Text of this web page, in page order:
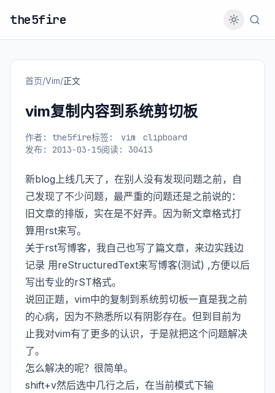
the5fire
首页/Vim/正文
vim复制内容到系统剪切板
作者: the5fire标签: vim
clipboard
发布: 2013-03-15阅读: 30413
新blog上线几天了，在别人没有发现问题之前，自
己发现了不少问题，最严重的问题还是之前说的：
旧文章的排版，实在是不好弄。因为新文章格式打
算用rst来写。
关于rst写博客，我自己也写了篇文章，来边实践边
记录 用reStructuredText来写博客(测试) ,方便以后
写出专业的rST格式。
说回正题，vim中的复制到系统剪切板一直是我之前
的心病，因为不熟悉所以有阴影存在。但到目前为
止我对vim有了更多的认识，于是就把这个问题解决
了。
怎么解决的呢？很简单。
shift+v然后选中几行之后，在当前模式下输